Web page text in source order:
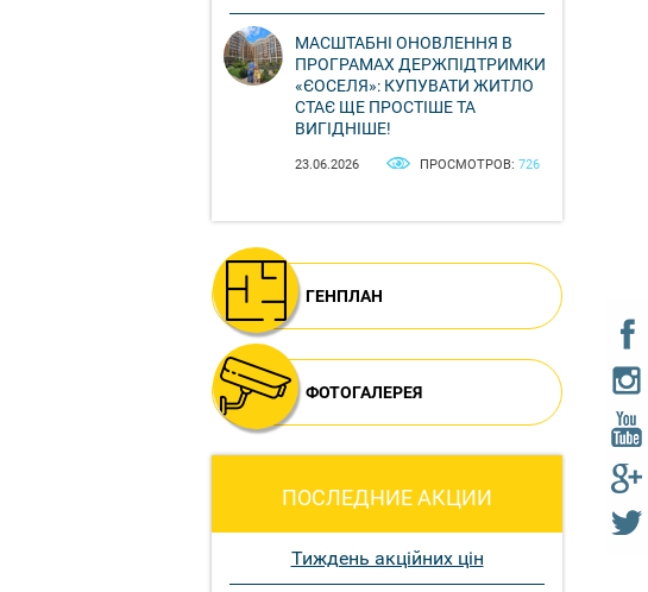
МАСШТАБНІ ОНОВЛЕННЯ В
ПРОГРАМАХ ДЕРЖПІДТРИМКИ
«ЄОСЕЛЯ»: КУПУВАТИ ЖИТЛО
СТАЄ ЩЕ ПРОСТІШЕ ТА
ВИГІДНІШЕ!
23.06.2026 ПРОСМОТРОВ: 726
ГЕНПЛАН
ФОТОГАЛЕРЕЯ
ПОСЛЕДНИЕ АКЦИИ
Тиждень акційних цін